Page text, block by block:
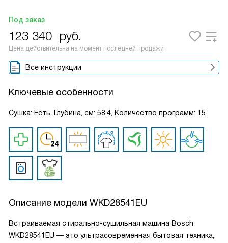
Под заказ
123 340 руб.
Цена действительна на момент последней продажи
Все инструкции
Ключевые особенности
Сушка: Есть, Глубина, см: 58.4, Количество программ: 15
Описание модели WKD28541EU
Встраиваемая стирально-сушильная машина Bosch
WKD28541EU — это ультрасовременная бытовая техника,